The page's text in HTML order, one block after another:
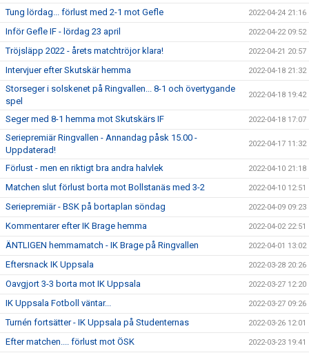
Tung lördag... förlust med 2-1 mot Gefle 2022-04-24 21:16
Inför Gefle IF - lördag 23 april 2022-04-22 09:52
Tröjsläpp 2022 - årets matchtröjor klara! 2022-04-21 20:57
Intervjuer efter Skutskär hemma 2022-04-18 21:32
Storseger i solskenet på Ringvallen... 8-1 och övertygande
spel
2022-04-18 19:42
Seger med 8-1 hemma mot Skutskärs IF 2022-04-18 17:07
Seriepremiär Ringvallen - Annandag påsk 15.00 -
Uppdaterad!
2022-04-17 11:32
Förlust - men en riktigt bra andra halvlek 2022-04-10 21:18
Matchen slut förlust borta mot Bollstanäs med 3-2 2022-04-10 12:51
Seriepremiär - BSK på bortaplan söndag 2022-04-09 09:23
Kommentarer efter IK Brage hemma 2022-04-02 22:51
ÄNTLIGEN hemmamatch - IK Brage på Ringvallen 2022-04-01 13:02
Eftersnack IK Uppsala 2022-03-28 20:26
Oavgjort 3-3 borta mot IK Uppsala 2022-03-27 12:20
IK Uppsala Fotboll väntar... 2022-03-27 09:26
Turnén fortsätter - IK Uppsala på Studenternas 2022-03-26 12:01
Efter matchen.... förlust mot ÖSK 2022-03-23 19:41